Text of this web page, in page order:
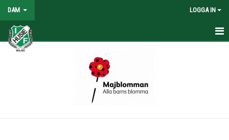
DAM LOGGA IN
HEM